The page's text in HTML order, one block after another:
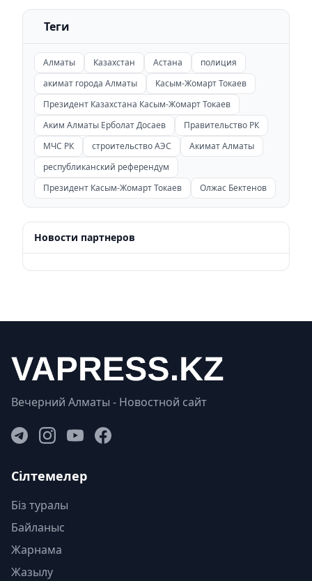
Теги
Алматы Казахстан Астана
полиция
акимат города Алматы
Касым-Жомарт Токаев
Президент Казахстана Касым-Жомарт Токаев
Аким Алматы Ерболат Досаев
Правительство РК
МЧС РК
строительство АЭС
Акимат Алматы
республиканский референдум
Президент Касым-Жомарт Токаев
Олжас Бектенов
Новости партнеров
Вечерний Алматы - Новостной сайт
Сілтемелер
Біз туралы
Байланыс
Жарнама
Жазылу